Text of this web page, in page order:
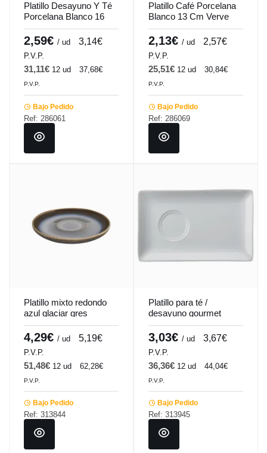
Platillo Desayuno Y Té
Porcelana Blanco 16
Cm Verve Vista Alegre
2,59€ / ud 3,14€
P.V.P.
31,11€ 12 ud 37,68€
P.V.P.
Bajo Pedido
Ref: 286061
Platillo Café Porcelana
Blanco 13 Cm Verve
Vista Alegre
2,13€ / ud 2,57€
P.V.P.
25,51€ 12 ud 30,84€
P.V.P.
Bajo Pedido
Ref: 286069
Platillo mixto redondo
azul glaciar gres
esmaltado Ø 14 cm
Snow Pro.mundi
4,29€ / ud 5,19€
P.V.P.
51,48€ 12 ud 62,28€
P.V.P.
Bajo Pedido
Ref: 313844
Platillo para té /
desayuno gourmet
rectangular blanco
porcelana 21 cm Edina
Pro.mundi
3,03€ / ud 3,67€
P.V.P.
36,36€ 12 ud 44,04€
P.V.P.
Bajo Pedido
Ref: 313945